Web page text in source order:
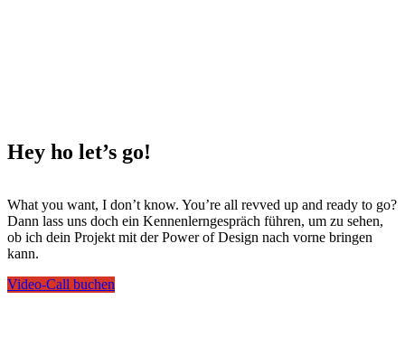
Hey ho let’s go!
What you want, I don’t know. You’re all revved up and ready to go?
Dann lass uns doch ein Kennenlerngespräch führen, um zu sehen,
ob ich dein Projekt mit der Power of Design nach vorne bringen
kann.
Video-Call buchen